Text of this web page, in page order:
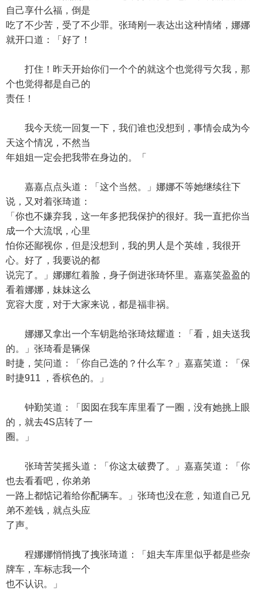
自己享什么福，倒是
吃了不少苦，受了不少罪。张琦刚一表达出这种情绪，娜娜
就开口道：「好了！
打住！昨天开始你们一个个的就这个也觉得亏欠我，那
个也觉得都是自己的
责任！
我今天统一回复一下，我们谁也没想到，事情会成为今
天这个情况，不然当
年姐姐一定会把我带在身边的。「
嘉嘉点点头道：「这个当然。」娜娜不等她继续往下
说，又对着张琦道：
「你也不嫌弃我，这一年多把我保护的很好。我一直把你当
成一个大流氓，心里
怕你还鄙视你，但是没想到，我的男人是个英雄，我很开
心。好了，我要说的都
说完了。」娜娜红着脸，身子倒进张琦怀里。嘉嘉笑盈盈的
看着娜娜，妹妹这么
宽容大度，对于大家来说，都是福非祸。
娜娜又拿出一个车钥匙给张琦炫耀道：「看，姐夫送我
的。」张琦看是辆保
时捷，笑问道：「你自己选的？什么车？」嘉嘉笑道：「保
时捷911 ，香槟色的。」
钟勤笑道：「囡囡在我车库里看了一圈，没有她挑上眼
的，就去4S店转了一
圈。」
张琦苦笑摇头道：「你这太破费了。」嘉嘉笑道：「你
也去看看吧，你弟弟
一路上都惦记着给你配辆车。」张琦也没在意，知道自己兄
弟不差钱，就点头应
了声。
程娜娜悄悄拽了拽张琦道：「姐夫车库里似乎都是些杂
牌车，车标志我一个
也不认识。」